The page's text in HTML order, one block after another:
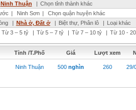
Ninh Thuận | Chọn tỉnh thành khác
| Ninh Sơn |
Chọn quận huyện khác
| Nhà ở, Đất ở | Biệt thự, Phân lô | Loại khác
Từ 3 – 5 tỷ | Từ 5 – 7 tỷ | Từ 7 – 10 tỷ | Từ 10 -
Tỉnh /T.Phố Giá Lượt xem
Ninh Thuận 500 nghìn 260 29/